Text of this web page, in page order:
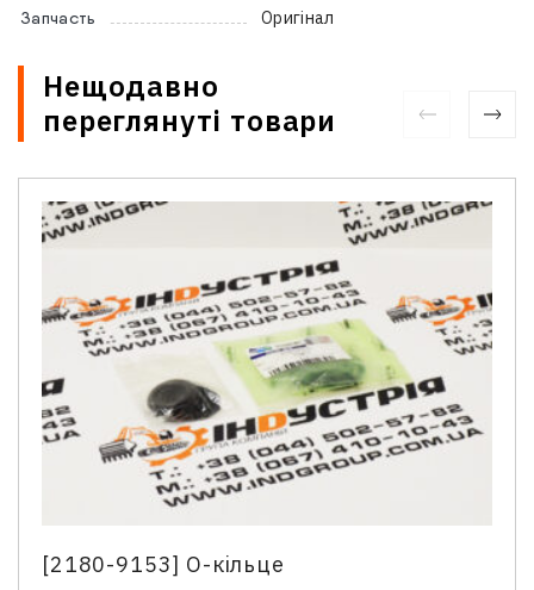
Запчасть Оригінал
Нещодавно
переглянуті товари
[2180-9153] О-кільце
Зв'язатися з нами
Відділ продажу запасних частин
Телефон*
Email